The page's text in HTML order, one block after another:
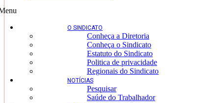
O SINDICATO
Conheça a Diretoria
Conheça o Sindicato
Estatuto do Sindicato
Politica de privacidade
Regionais do Sindicato
NOTÍCIAS
Pesquisar
Saúde do Trabalhador